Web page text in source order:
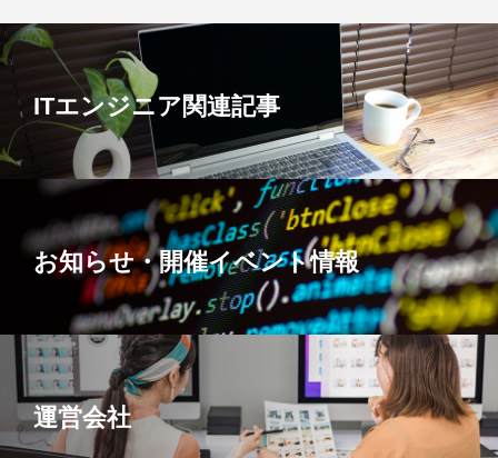
ITエンジニア関連記事
お知らせ・開催イベント情報
運営会社